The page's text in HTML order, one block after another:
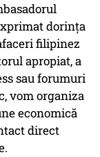
dorința
filipinez
apropiat, a
sau forumuri
vom organiza
economică
direct